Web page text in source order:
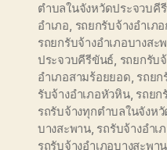
ตำบลในจังหวัดประจวบคี
อำเภอ, รถยกรับจ้างอำเภ
รถยกรับจ้างอำเภอบางสะ
ประจวบคีรีขันธ์, รถยกรับ
อำเภอสามร้อยยอด, รถยก
รับจ้างอำเภอหัวหิน, รถยก
รถรับจ้างทุกตำบลในจังห
บางสะพาน, รถรับจ้างอำเ
รถรับจ้างอำเภอบางสะพา